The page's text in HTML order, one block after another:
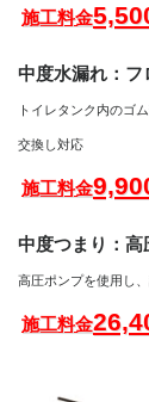
施工料金
中度水漏れ：フ
トイレタンク内のゴ
交換し対応
施工料金
中度つまり：高
高圧ポンプを使用し
施工料金